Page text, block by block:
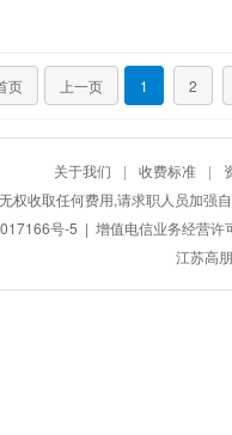
页 上一页 1 2
关于我们 | 收费标准 |
权收取任何费用,请求职人员加强
号-5 | 增值电信业务经营
江苏高